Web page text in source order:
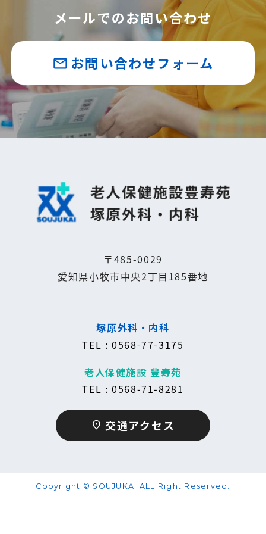
メールでのお問い合わせ
mail_outline お問い合わせフォーム
〒485-0029
愛知県小牧市中央2丁目185番地
塚原外科・内科
TEL : 0568-77-3175
老人保健施設 豊寿苑
TEL : 0568-71-8281
place 交通アクセス
Copyright © SOUJUKAI ALL Right Reserved.